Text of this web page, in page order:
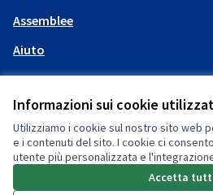
Informazioni sui cookie
Utilizziamo i cookie sul nostro sito web
e i contenuti del sito. I cookie ci
utente più personalizzata e
Accetta
Assemblee
Aiuto
Il mio account
Accedi